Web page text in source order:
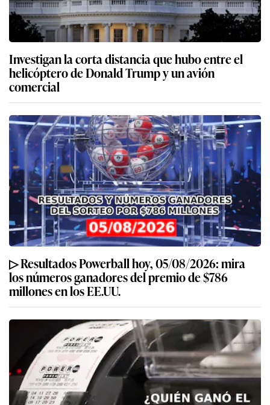
Investigan la corta distancia que hubo entre el
helicóptero de Donald Trump y un avión
comercial
▷ Resultados Powerball hoy, 05/08/2026: mira
los números ganadores del premio de $786
millones en los EE.UU.